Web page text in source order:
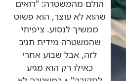
הולם מהמשטרה: "רואים
שהוא לא עוצר, הוא פשוט
ממשיך לנסוע. ציפיתי
שהמשטרה מידית תגיב
לזה, אבל שבוע אחרי
כאילו רק הוא מגיע